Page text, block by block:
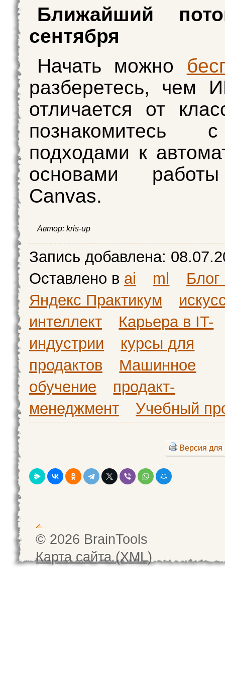
Ближайший
сентября
Начать можно
разберетесь, чем
отличается от
познакомитесь
подходами к
основами
Canvas.
Автор: kris-up
Запись добавлена:
Оставлено в ai ml
Блог
Яндекс Практикум
интеллект
Карьера в IT-
индустрии
курсы для
продактов
Машинное
обучение
продакт-
менеджмент
Учебный
Версия для
© 2026 BrainTools
Карта сайта (XML)